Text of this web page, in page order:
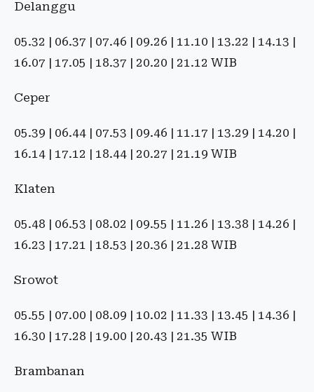
Delanggu
05.32 | 06.37 | 07.46 | 09.26 | 11.10 | 13.22 | 14.13 |
16.07 | 17.05 | 18.37 | 20.20 | 21.12 WIB
Ceper
05.39 | 06.44 | 07.53 | 09.46 | 11.17 | 13.29 | 14.20 |
16.14 | 17.12 | 18.44 | 20.27 | 21.19 WIB
Klaten
05.48 | 06.53 | 08.02 | 09.55 | 11.26 | 13.38 | 14.26 |
16.23 | 17.21 | 18.53 | 20.36 | 21.28 WIB
Srowot
05.55 | 07.00 | 08.09 | 10.02 | 11.33 | 13.45 | 14.36 |
16.30 | 17.28 | 19.00 | 20.43 | 21.35 WIB
Brambanan